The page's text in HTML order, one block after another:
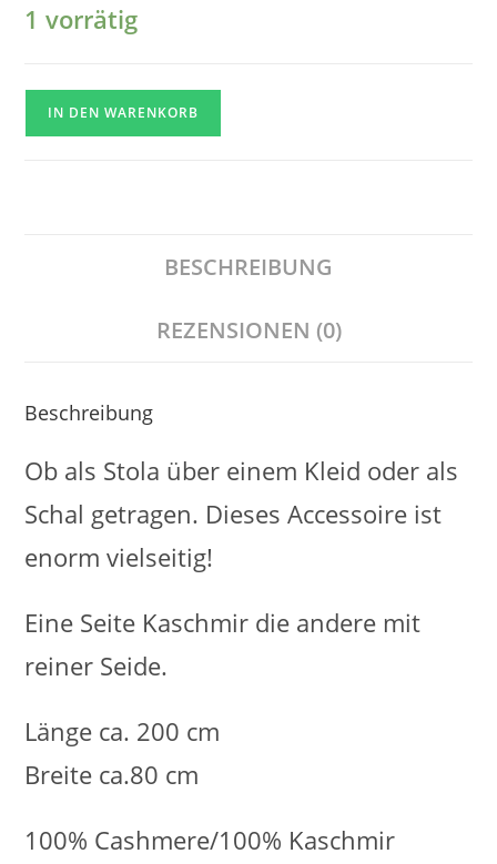
1 vorrätig
IN DEN WARENKORB
BESCHREIBUNG
REZENSIONEN (0)
Beschreibung
Ob als Stola über einem Kleid oder als
Schal getragen. Dieses Accessoire ist
enorm vielseitig!
Eine Seite Kaschmir die andere mit
reiner Seide.
Länge ca. 200 cm
Breite ca.80 cm
100% Cashmere/100% Kaschmir